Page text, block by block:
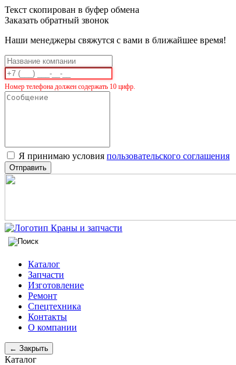
Текст скопирован в буфер обмена
Заказать обратный звонок
Наши менеджеры свяжутся с вами в ближайшее время!
Номер телефона должен содержать 10 цифр.
Я принимаю условия пользовательского соглашения
Отправить
Каталог
Запчасти
Изготовление
Ремонт
Спецтехника
Контакты
О компании
← Закрыть
Каталог